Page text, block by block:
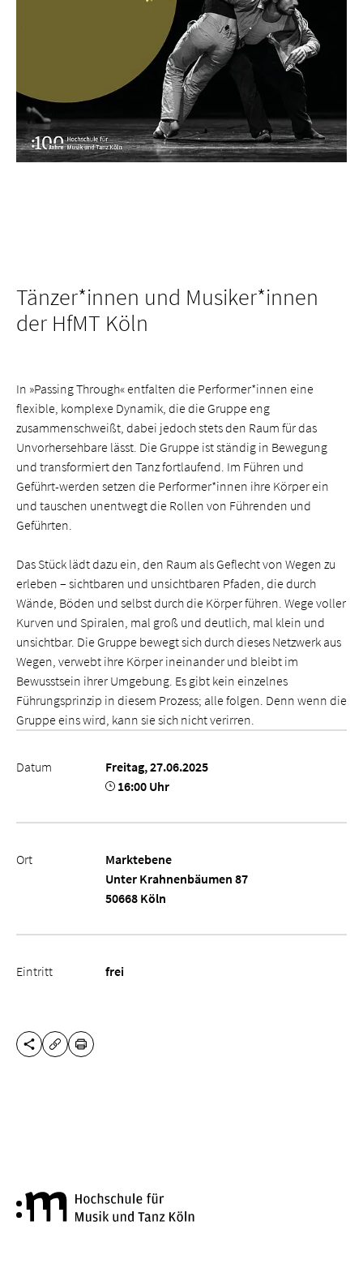
Tänzer*innen und Musiker*innen
der HfMT Köln
In »Passing Through« entfalten die Performer*innen eine
flexible, komplexe Dynamik, die die Gruppe eng
zusammenschweißt, dabei jedoch stets den Raum für das
Unvorhersehbare lässt. Die Gruppe ist ständig in Bewegung
und transformiert den Tanz fortlaufend. Im Führen und
Geführt-werden setzen die Performer*innen ihre Körper ein
und tauschen unentwegt die Rollen von Führenden und
Geführten.
Das Stück lädt dazu ein, den Raum als Geflecht von Wegen zu
erleben – sichtbaren und unsichtbaren Pfaden, die durch
Wände, Böden und selbst durch die Körper führen. Wege voller
Kurven und Spiralen, mal groß und deutlich, mal klein und
unsichtbar. Die Gruppe bewegt sich durch dieses Netzwerk aus
Wegen, verwebt ihre Körper ineinander und bleibt im
Bewusstsein ihrer Umgebung. Es gibt kein einzelnes
Führungsprinzip in diesem Prozess; alle folgen. Denn wenn die
Gruppe eins wird, kann sie sich nicht verirren.
Datum
Freitag, 27.06.2025
16:00 Uhr
Ort
Marktebene
Unter Krahnenbäumen 87
50668 Köln
Eintritt frei
DIESE SEITE TEILEN
URL KOPIEREN
DRUCKEN